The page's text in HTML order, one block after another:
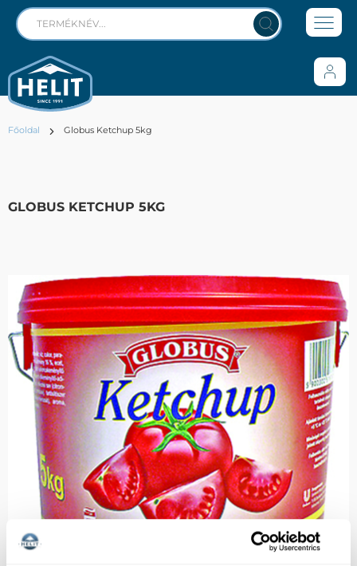
Főoldal Globus Ketchup 5kg
GLOBUS KETCHUP 5KG